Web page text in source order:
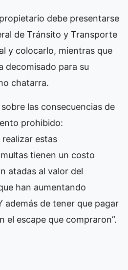
debe presentarse
de Tránsito y Transporte
y colocarlo, mientras que
decomisado para su
chatarra.
las consecuencias de
prohibido:
realizar estas
tienen un costo
atadas al valor del
han aumentando
además de tener que pagar
el escape que compraron”.